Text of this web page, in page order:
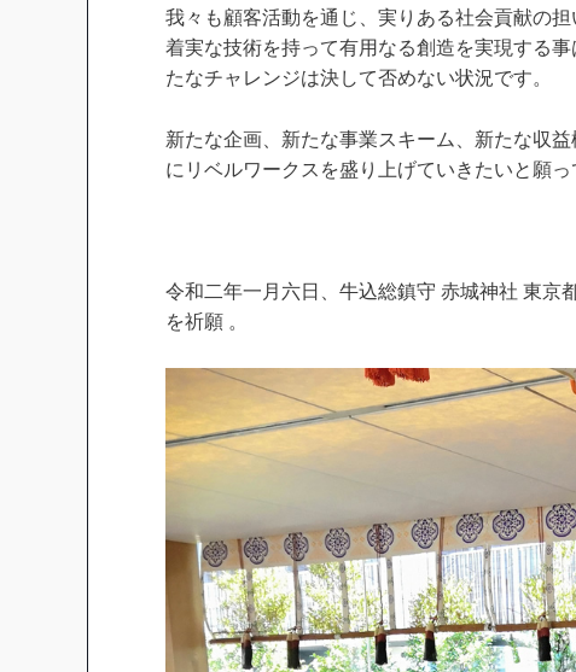
我々も顧客活動を通じ、実りある社会貢献の
着実な技術を持って有用なる創造を実現する
たなチャレンジは決して否めない状況です。
新たな企画、新たな事業スキーム、新たな収
にリベルワークスを盛り上げていきたいと願
令和二年一月六日、牛込総鎮守 赤城神社 東京
を祈願 。